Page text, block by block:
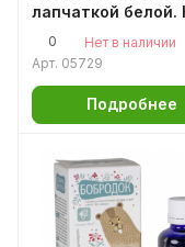
лапчаткой белой.
щитовидная. 30
0,5гр. Сашера-Мед
0
Нет в наличии
Арт. 05729
Подробнее